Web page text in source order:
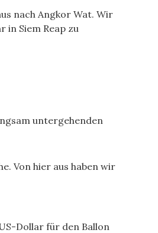
nach Angkor Wat. Wir
in Siem Reap zu
untergehenden
Von hier aus haben wir
Dollar für den Ballon